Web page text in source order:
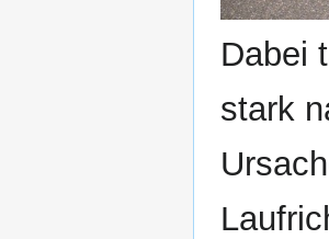
Dabei
stark